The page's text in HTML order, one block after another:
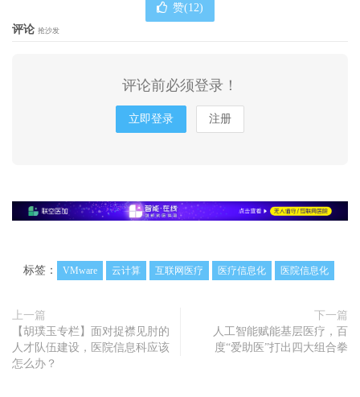
赞(12)
评论 抢沙发
评论前必须登录！
立即登录 注册
标签： VMware 云计算 互联网医疗 医疗信息化 医院信息化
上一篇
【胡璞玉专栏】面对捉襟见肘的
人才队伍建设，医院信息科应该
怎么办？
下一篇
人工智能赋能基层医疗，百
度“爱助医”打出四大组合拳